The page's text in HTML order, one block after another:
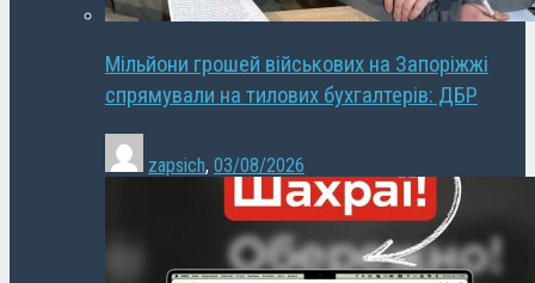
Мільйони грошей військових на Запоріжжі
спрямували на тилових бухгалтерів: ДБР
zapsich, 03/08/2026